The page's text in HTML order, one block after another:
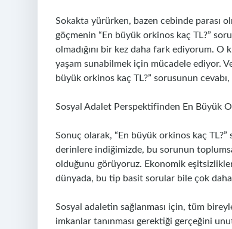
Sokakta yürürken, bazen cebinde parası
göçmenin “En büyük orkinos kaç TL?”
olmadığını bir kez daha fark ediyorum. O
yaşam sunabilmek için mücadele ediyor.
büyük orkinos kaç TL?” sorusunun
Sosyal Adalet Perspektifinden En Büyük
Sonuç olarak, “En büyük orkinos kaç
derinlere indiğimizde, bu sorunun
olduğunu görüyoruz. Ekonomik
dünyada, bu tip basit sorular bile çok
Sosyal adaletin sağlanması için, tüm
imkanlar tanınması gerektiği gerçeğini